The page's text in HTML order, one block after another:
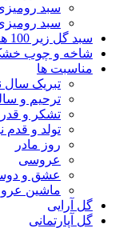
سبد
سبد
سبد گل زیر 100 هزار تومان
شاخه و چوب
مناسبت ها
تبریک سال
ترحیم و
تشکر و
تولد و قدم
روز مادر
عروسی
عشق و
ماشین
گل آرایی
گل آپارتمانی